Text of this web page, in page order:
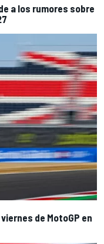
a los rumores sobre
de MotoGP en